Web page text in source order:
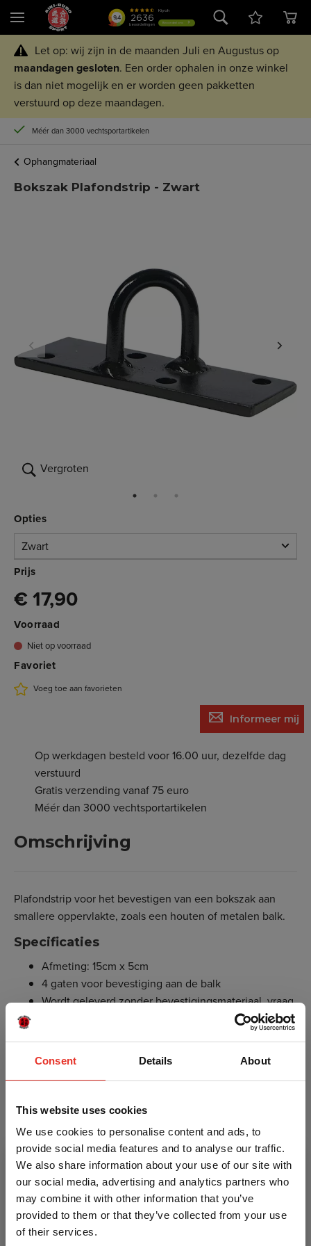
Consent Details About
This website uses cookies
We use cookies to personalise content and ads, to
provide social media features and to analyse our traffic.
We also share information about your use of our site with
our social media, advertising and analytics partners who
may combine it with other information that you’ve
provided to them or that they’ve collected from your use
of their services.
Let op: wij zijn in de maanden Juli en Augustus op
maandagengesloten. Een order ophalen in onze winkel
is dan niet mogelijk en er worden geen pakketten
verstuurd op deze maandagen.
Méér dan 3000 vechtsportartikelen
Ophangmateriaal
Bokszak Plafondstrip - Zwart
Vergroten
Opties
Zwart
Zwart
3.270.024
Prijs
€ 17,90
Voorraad
Niet op voorraad
Favoriet
Voeg toe aan favorieten
Informeer mij
Op werkdagen besteld voor 16.00 uur, dezelfde dag
verstuurd
Gratis verzending vanaf 75 euro
Méér dan 3000 vechtsportartikelen
Omschrijving
Plafondstrip voor het bevestigen van een bokszak aan
smallere oppervlakte, zoals een houten of metalen balk.
Specificaties
Afmeting: 15cm x 5cm
4 gaten voor bevestiging aan de balk
Wordt geleverd zonder bevestigingsmateriaal, vraag
hiervoor eventueel advies bij een ijzerwarenzaak of
Voor een stukje demping, het tegengaan van beweging
van de bokszak, is het aan te raden eenophangveer
dit zorgt niet voor demping van het geluid.
Als je de overdracht van het geluid wil tegengaan,
hebben wij daar een dempingsrubber voor.
Kenmerken